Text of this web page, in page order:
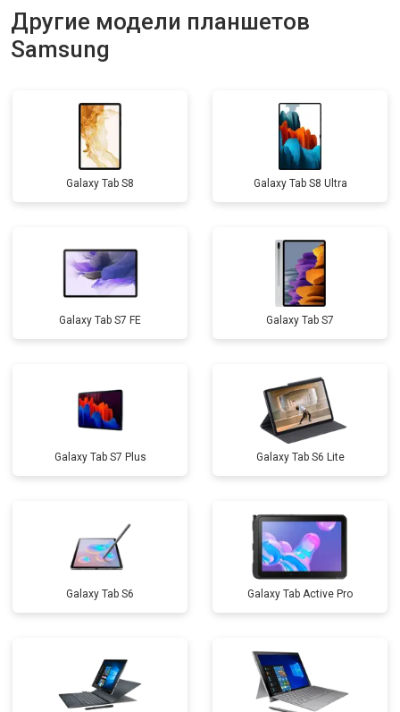
Другие модели планшетов
Samsung
Galaxy Tab S8 Galaxy Tab S8 Ultra
Galaxy Tab S7 FE Galaxy Tab S7
Galaxy Tab S7 Plus Galaxy Tab S6 Lite
Galaxy Tab S6 Galaxy Tab Active Pro